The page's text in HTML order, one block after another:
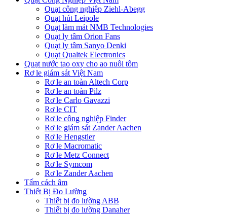
Quạt công nghiệp Ziehl-Abegg
Quạt hút Leipole
Quạt làm mát NMB Technologies
Quạt ly tâm Orion Fans
Quạt ly tâm Sanyo Denki
Quạt Qualtek Electronics
Quạt nước tạo oxy cho ao nuôi tôm
Rơ le giám sát Việt Nam
Rơ le an toàn Altech Corp
Rơ le an toàn Pilz
Rơ le Carlo Gavazzi
Rơ le CIT
Rơ le công nghiệp Finder
Rơ le giám sát Zander Aachen
Rơ le Hengstler
Rơ le Macromatic
Rơ le Metz Connect
Rơ le Symcom
Rơ le Zander Aachen
Tấm cách âm
Thiết Bị Đo Lường
Thiết bị đo lường ABB
Thiết bị đo lường Danaher